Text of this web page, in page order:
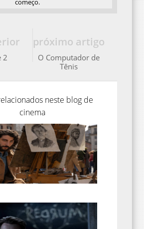
começo.
próximo artigo
O Computador de
Tênis
2
neste blog de
cinema